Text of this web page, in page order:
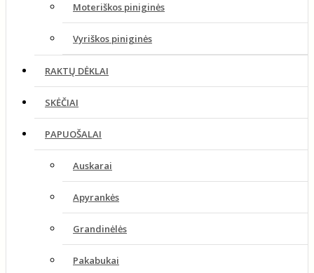
Moteriškos piniginės
Vyriškos piniginės
RAKTŲ DĖKLAI
SKĖČIAI
PAPUOŠALAI
Auskarai
Apyrankės
Grandinėlės
Pakabukai